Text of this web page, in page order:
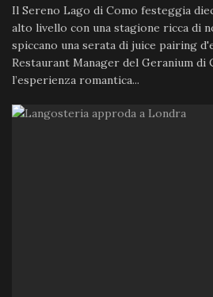
Il Sereno Lago di Como festeggia
alto livello con una stagione ricca di
spiccano una serata di juice pairing
Restaurant Manager del Geranium di
l’esperienza romantica...